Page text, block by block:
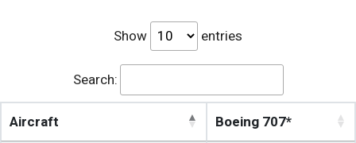
Show entries
Search:
Aircraft
Boeing 707*